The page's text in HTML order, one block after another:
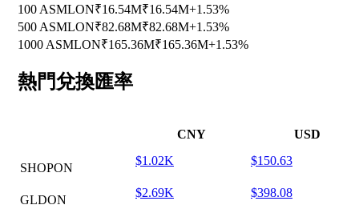
100 ASMLON₹16.54M₹16.54M+1.53%
500 ASMLON₹82.68M₹82.68M+1.53%
1000 ASMLON₹165.36M₹165.36M+1.53%
熱門兌換匯率
CNY USD
SHOPON
$1.02K $150.63
GLDON
$2.69K $398.08